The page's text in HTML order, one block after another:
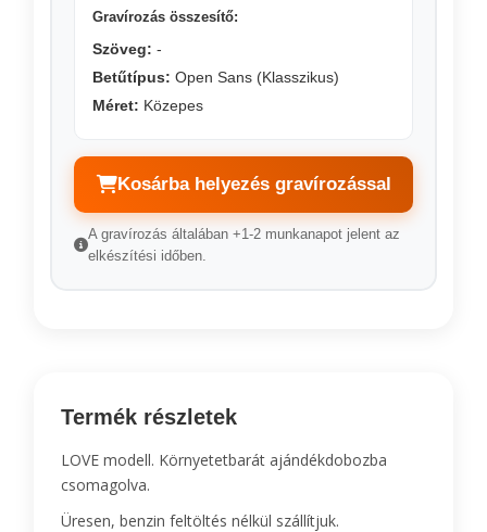
Gravírozás összesítő:
Szöveg: -
Betűtípus: Open Sans (Klasszikus)
Méret: Közepes
Kosárba helyezés gravírozással
A gravírozás általában +1-2 munkanapot jelent az
elkészítési időben.
Termék részletek
LOVE modell. Környetetbarát ajándékdobozba
csomagolva.
Üresen, benzin feltöltés nélkül szállítjuk.